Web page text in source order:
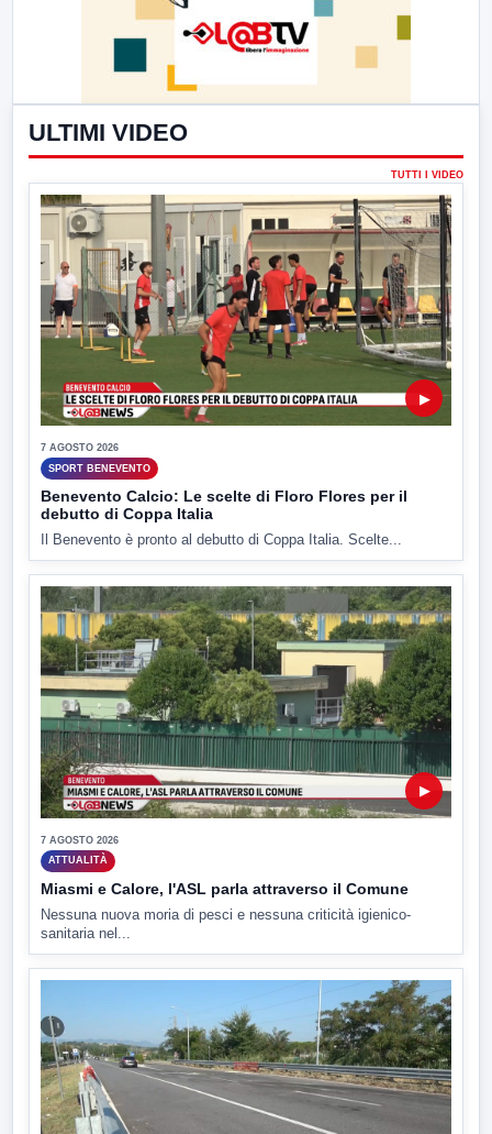
ULTIMI VIDEO
TUTTI I VIDEO
▶
7 AGOSTO 2026
SPORT BENEVENTO
Benevento Calcio: Le scelte di Floro Flores per il
debutto di Coppa Italia
Il Benevento è pronto al debutto di Coppa Italia. Scelte...
▶
7 AGOSTO 2026
ATTUALITÀ
Miasmi e Calore, l'ASL parla attraverso il Comune
Nessuna nuova moria di pesci e nessuna criticità igienico-
sanitaria nel...